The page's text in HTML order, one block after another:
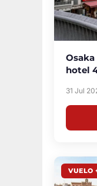
Osaka
hotel
31 Jul
VUELO